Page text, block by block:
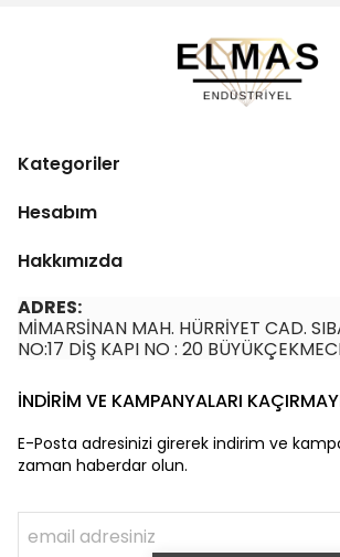
Kategoriler
Hesabım
Hakkımızda
ADRES:
MİMARSİNAN MAH. HÜRRİYET CAD.
NO:17 DİŞ KAPI NO : 20
İNDİRİM VE KAMPANYALARI
E-Posta adresinizi girerek indirim ve
zaman haberdar olun.